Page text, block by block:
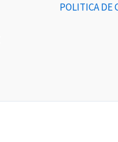
POLITICA DE